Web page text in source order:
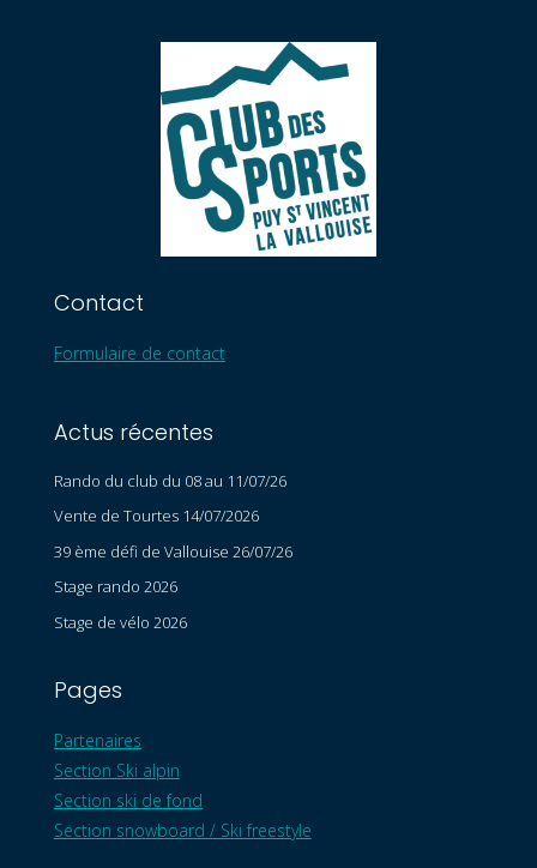
Contact
Formulaire de contact
Actus récentes
Rando du club du 08 au 11/07/26
Vente de Tourtes 14/07/2026
39 ème défi de Vallouise 26/07/26
Stage rando 2026
Stage de vélo 2026
Pages
Partenaires
Section Ski alpin
Section ski de fond
Section snowboard / Ski freestyle